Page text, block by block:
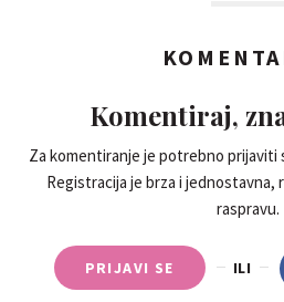
Komentiraj,
Za komentiranje je potrebno prijaviti
Registracija je brza i jednostavna,
raspravu.
PRIJAVI SE ILI